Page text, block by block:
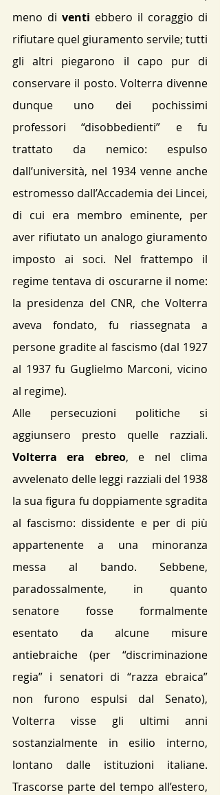
meno di venti ebbero il coraggio di
rifiutare quel giuramento servile; tutti
gli altri piegarono il capo pur di
conservare il posto. Volterra divenne
dunque uno dei pochissimi
professori “disobbedienti” e fu
trattato da nemico: espulso
dall’università, nel 1934 venne anche
estromesso dall’Accademia dei Lincei,
di cui era membro eminente, per
aver rifiutato un analogo giuramento
imposto ai soci​. Nel frattempo il
regime tentava di oscurarne il nome:
la presidenza del CNR, che Volterra
aveva fondato, fu riassegnata a
persone gradite al fascismo (dal 1927
al 1937 fu Guglielmo Marconi, vicino
al regime)​.
Alle persecuzioni politiche si
Volterra era ebreo, e nel clima
avvelenato delle leggi razziali del 1938
la sua figura fu doppiamente sgradita
al fascismo: dissidente e per di più
appartenente a una minoranza
messa al bando. Sebbene,
paradossalmente, in quanto
senatore fosse formalmente
esentato da alcune misure
antiebraiche (per “discriminazione
regia” i senatori di “razza ebraica”
non furono espulsi dal Senato)​,
Volterra visse gli ultimi anni
sostanzialmente in esilio interno,
lontano dalle istituzioni italiane.
Trascorse parte del tempo all’estero,